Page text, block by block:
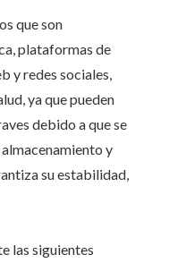
que son
plataformas de
y redes sociales,
ya que pueden
debido a que se
y
su estabilidad,
las siguientes